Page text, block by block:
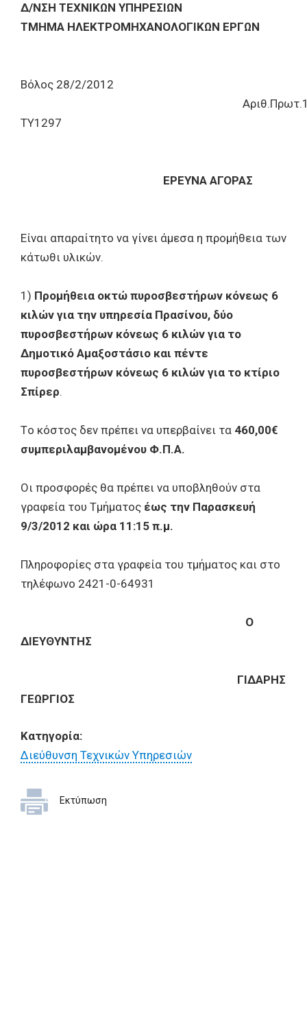
Δ/ΝΣΗ ΤΕΧΝΙΚΩΝ ΥΠΗΡΕΣΙΩΝ
ΤΜΗΜΑ ΗΛΕΚΤΡΟΜΗΧΑΝΟΛΟΓΙΚΩΝ ΕΡΓΩΝ
Βόλος 28/2/2012
ΤΥ1297
ΕΡΕΥΝΑ ΑΓΟΡΑΣ
Είναι απαραίτητο να γίνει άμεσα η προμήθεια των
κάτωθι υλικών.
1) Προμήθεια οκτώ πυροσβεστήρων κόνεως 6
κιλών για την υπηρεσία Πρασίνου, δύο
πυροσβεστήρων κόνεως 6 κιλών για το
Δημοτικό Αμαξοστάσιο και πέντε
πυροσβεστήρων κόνεως 6 κιλών για το κτίριο
Σπίρερ.
Τo κόστος δεν πρέπει να υπερβαίνει τα 460,00€
συμπεριλαμβανομένου Φ.Π.Α.
Οι προσφορές θα πρέπει να υποβληθούν στα
γραφεία του Τμήματος έως την Παρασκευή
9/3/2012 και ώρα 11:15 π.μ.
Πληροφορίες στα γραφεία του τμήματος και στο
τηλέφωνο 2421-0-64931
Ο
ΔΙΕΥΘΥΝΤΗΣ
ΓΙΔΑΡΗΣ
ΓΕΩΡΓΙΟΣ
Κατηγορία:
Διεύθυνση Τεχνικών Υπηρεσιών
Εκτύπωση